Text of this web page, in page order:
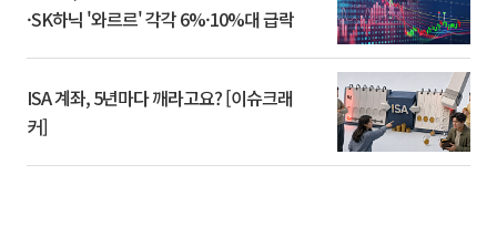
·SK하닉 '와르르' 각각 6%·10%대 급락
ISA 계좌, 5년마다 깨라고요? [이슈크래
커]